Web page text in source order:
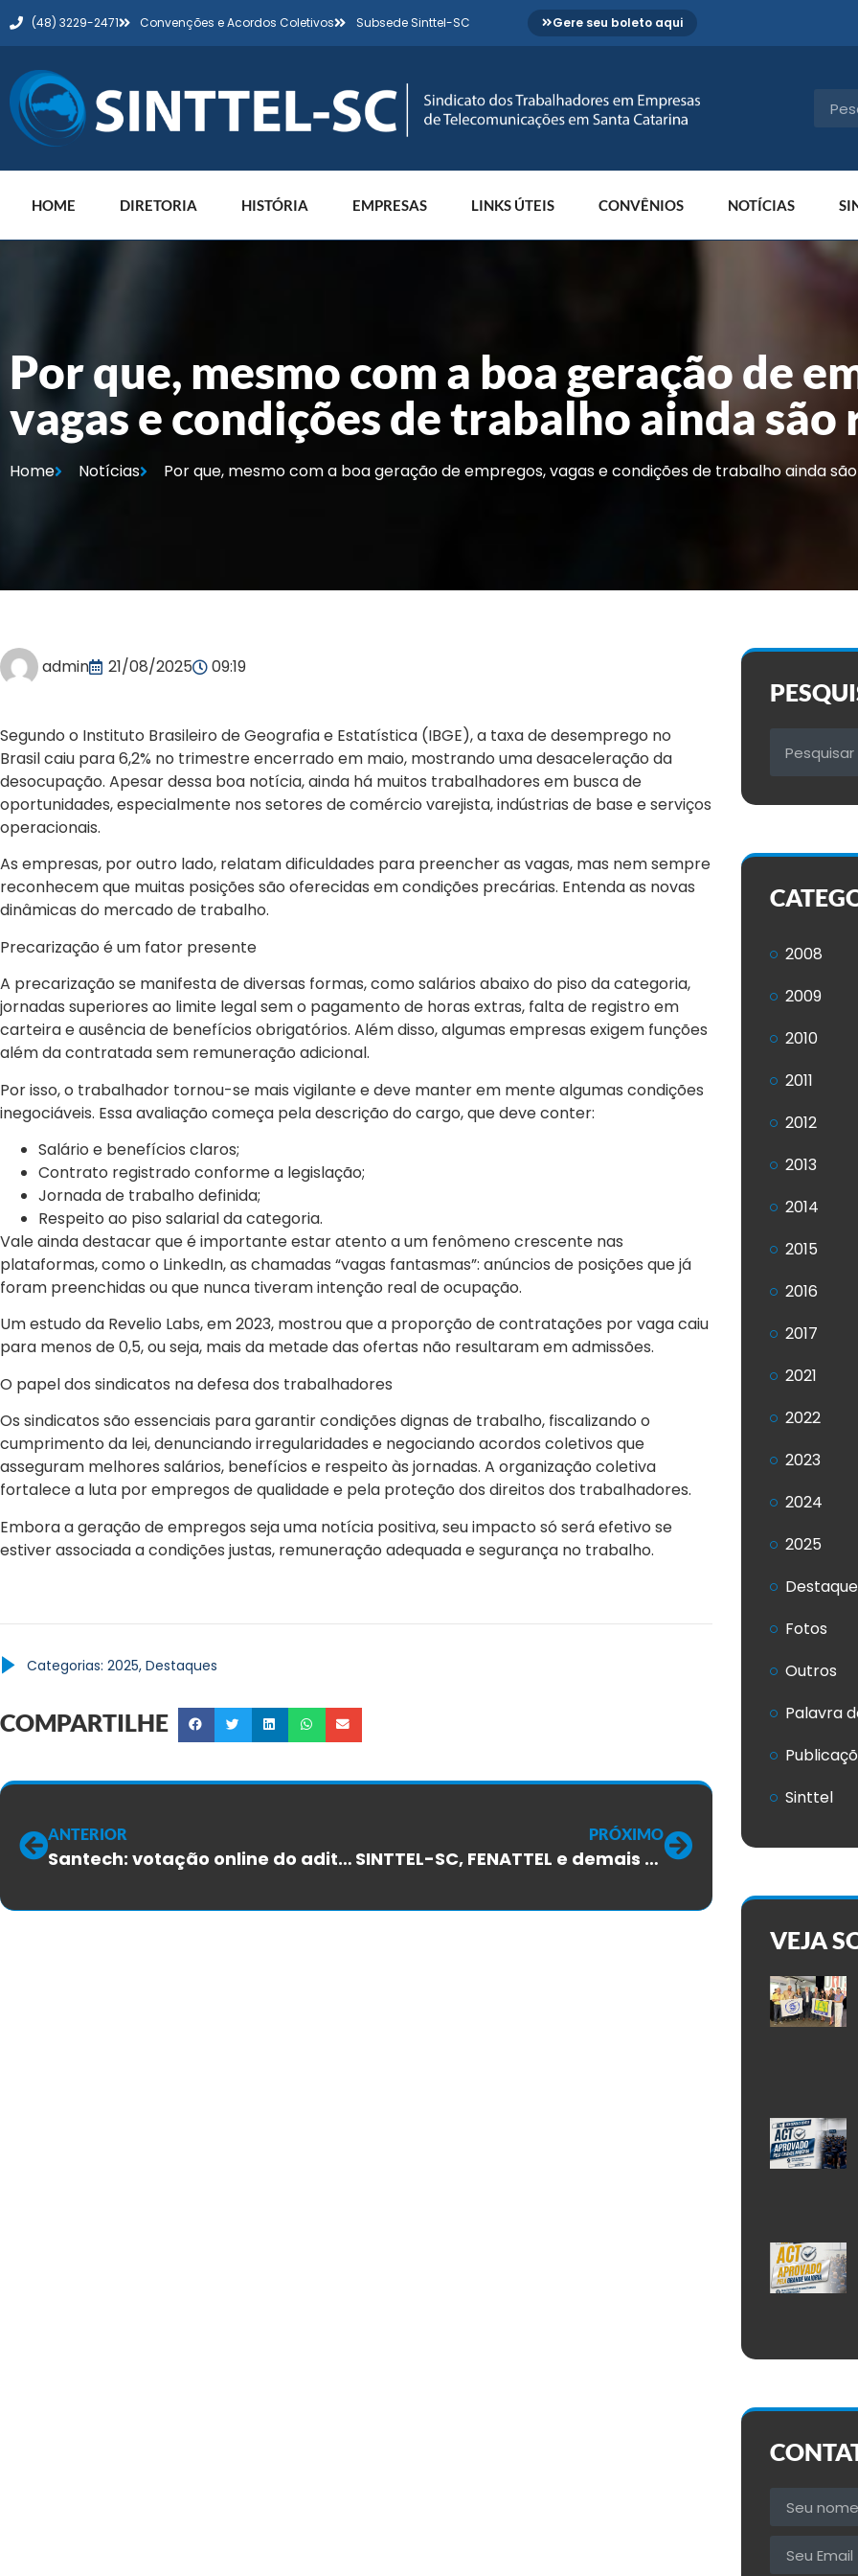
(48) 3229-2471 Convenções e Acordos Coletivos Subsede Sinttel-SC Gere seu boleto aqui
HOME DIRETORIA HISTÓRIA EMPRESAS LINKS ÚTEIS CONVÊNIOS NOTÍCIAS
Por que, mesmo com a boa geração de
vagas e condições de trabalho ainda são
Home Notícias Por que, mesmo com a boa geração de empregos, vagas e condições de trabalho ainda
admin 21/08/2025 09:19
Segundo o Instituto Brasileiro de Geografia e Estatística (IBGE), a taxa de desemprego no
Brasil caiu para 6,2% no trimestre encerrado em maio, mostrando uma desaceleração da
desocupação. Apesar dessa boa notícia, ainda há muitos trabalhadores em busca de
oportunidades, especialmente nos setores de comércio varejista, indústrias de base e serviços
operacionais.
As empresas, por outro lado, relatam dificuldades para preencher as vagas, mas nem sempre
reconhecem que muitas posições são oferecidas em condições precárias. Entenda as novas
dinâmicas do mercado de trabalho.
Precarização é um fator presente
A precarização se manifesta de diversas formas, como salários abaixo do piso da categoria,
jornadas superiores ao limite legal sem o pagamento de horas extras, falta de registro em
carteira e ausência de benefícios obrigatórios. Além disso, algumas empresas exigem funções
além da contratada sem remuneração adicional.
Por isso, o trabalhador tornou-se mais vigilante e deve manter em mente algumas condições
inegociáveis. Essa avaliação começa pela descrição do cargo, que deve conter:
Salário e benefícios claros;
Contrato registrado conforme a legislação;
Jornada de trabalho definida;
Respeito ao piso salarial da categoria.
Vale ainda destacar que é importante estar atento a um fenômeno crescente nas
plataformas, como o LinkedIn, as chamadas “vagas fantasmas”: anúncios de posições que já
foram preenchidas ou que nunca tiveram intenção real de ocupação.
Um estudo da Revelio Labs, em 2023, mostrou que a proporção de contratações por vaga caiu
para menos de 0,5, ou seja, mais da metade das ofertas não resultaram em admissões.
O papel dos sindicatos na defesa dos trabalhadores
Os sindicatos são essenciais para garantir condições dignas de trabalho, fiscalizando o
cumprimento da lei, denunciando irregularidades e negociando acordos coletivos que
asseguram melhores salários, benefícios e respeito às jornadas. A organização coletiva
fortalece a luta por empregos de qualidade e pela proteção dos direitos dos trabalhadores.
Embora a geração de empregos seja uma notícia positiva, seu impacto só será efetivo se
estiver associada a condições justas, remuneração adequada e segurança no trabalho.
Categorias: 2025, Destaques
COMPARTILHE
ANTERIOR
Santech: votação online do aditivo do ACT será nesta sexta-feira, 22/08
PRÓXIMO
SINTTEL-SC, FENATTEL e demais sindicatos iniciam negociações do aditivo do ACT 2024/2026 dos trabalhadores da TIM
2008
2009
2010
2011
2012
2013
2014
2015
2016
2017
2021
2022
2023
2024
2025
Fotos
Outros
Palavra
Sinttel
VEJA